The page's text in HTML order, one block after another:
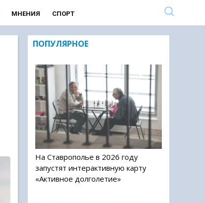
МНЕНИЯ СПОРТ
ПОПУЛЯРНОЕ
На Ставрополье в 2026 году
запустят интерактивную карту
«Активное долголетие»